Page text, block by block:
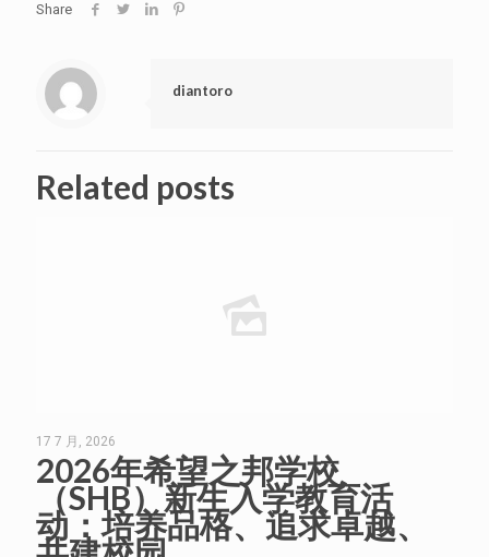
Share
diantoro
Related posts
17 7 月, 2026
2026年希望之邦学校
（SHB）新生入学教育活
动：培养品格、追求卓越、